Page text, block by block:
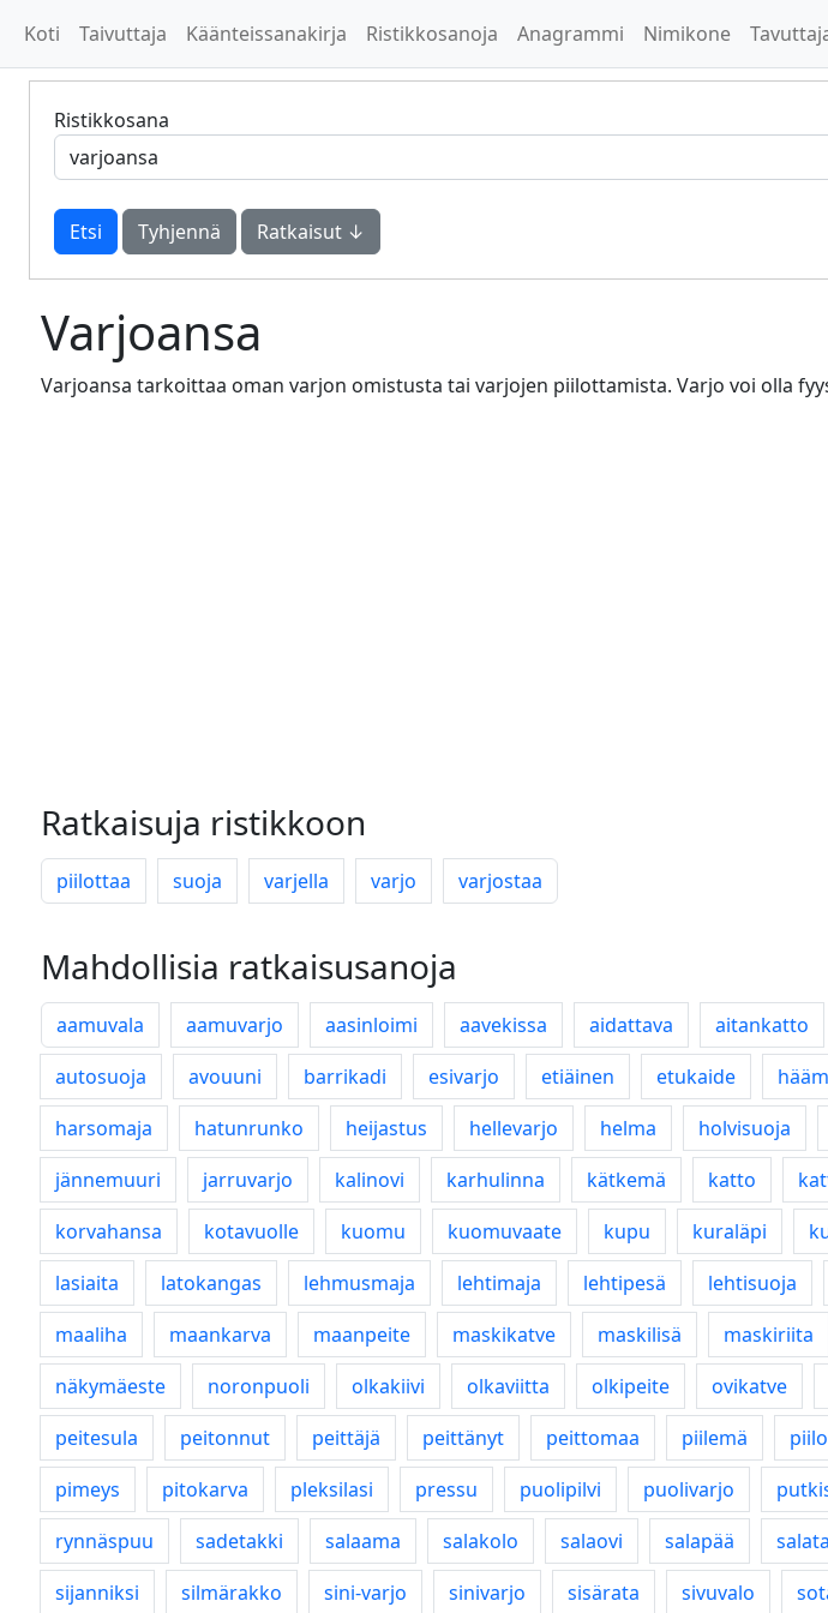
Koti Taivuttaja Käänteissanakirja Ristikkosanoja Anagrammi Nimikone
Ristikkosana
Tyhjennä Ratkaisut ↓
Varjoansa
Varjoansa tarkoittaa oman varjon omistusta tai varjojen piilottamista. Varjo voi olla
Ratkaisuja ristikkoon
piilottaa suoja varjella varjo varjostaa
Mahdollisia ratkaisusanoja
aamuvala aamuvarjo aasinloimi aavekissa aidattava aitankatto
autosuoja
avouuni barrikadi esivarjo etiäinen etukaide
harsomaja
hatunrunko heijastus hellevarjo helma holvisuoja
jännemuuri
jarruvarjo kalinovi karhulinna kätkemä katto
korvahansa
kotavuolle kuomu kuomuvaate kupu kuraläpi
lasiaita
latokangas lehmusmaja lehtimaja lehtipesä lehtisuoja
maaliha
maankarva maanpeite maskikatve maskilisä maskiriita
näkymäeste
noronpuoli olkakiivi olkaviitta olkipeite ovikatve
peitesula
peitonnut peittäjä peittänyt peittomaa piilemä
pimeys
pitokarva pleksilasi pressu puolipilvi puolivarjo
rynnäspuu
sadetakki salaama salakolo salaovi salapää
sijanniksi
silmärakko sini-varjo sinivarjo sisärata sivuvalo